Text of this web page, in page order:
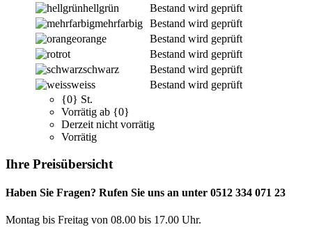
hellgrün
Bestand wird geprüft
mehrfarbig Bestand wird geprüft
orange
Bestand wird geprüft
rot
Bestand wird geprüft
schwarz
Bestand wird geprüft
weiss
Bestand wird geprüft
{0} St.
Vorrätig ab {0}
Derzeit nicht vorrätig
Vorrätig
Ihre Preisübersicht
Haben Sie Fragen? Rufen Sie uns an unter 0512 334 071 23
Montag bis Freitag von 08.00 bis 17.00 Uhr.